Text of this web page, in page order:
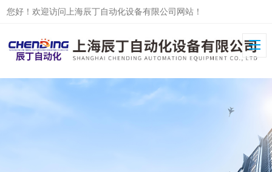
您好！欢迎访问上海辰丁自动化设备有限公司网站！